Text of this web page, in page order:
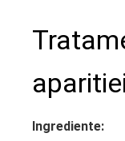
Ingrediente: